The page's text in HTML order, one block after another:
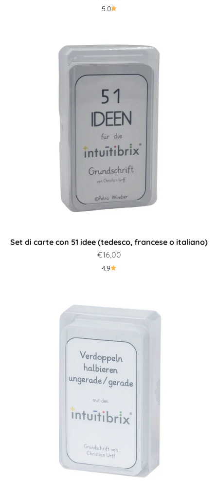
5.0
Set di carte con 51 idee (tedesco, francese o italiano)
Prezzo scontato
€16,00
4.9